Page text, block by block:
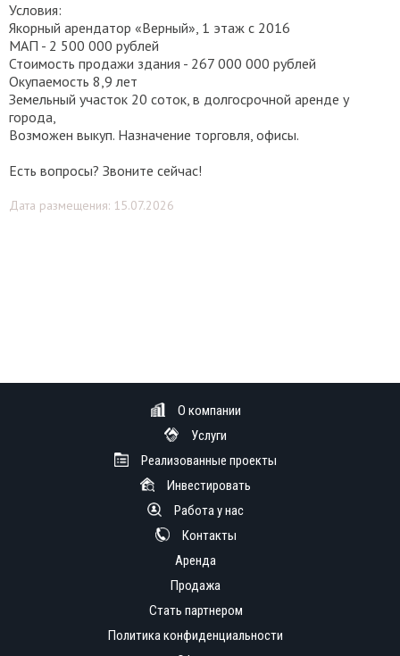
Условия:
Якорный арендатор «Верный», 1 этаж с 2016
МАП - 2 500 000 рублей
Стоимость продажи здания - 267 000 000 рублей
Окупаемость 8,9 лет
Земельный участок 20 соток, в долгосрочной аренде у
города,
Возможен выкуп. Назначение торговля, офисы.
Есть вопросы? Звоните сейчас!
Дата размещения: 15.07.2026
О компании
Услуги
Реализованные проекты
Инвестировать
Работа у нас
Контакты
Аренда
Продажа
Стать партнером
Политика конфиденциальности